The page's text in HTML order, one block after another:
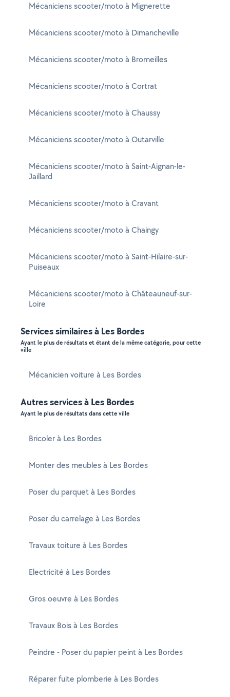
Mécaniciens scooter/moto à Mignerette
Mécaniciens scooter/moto à Dimancheville
Mécaniciens scooter/moto à Bromeilles
Mécaniciens scooter/moto à Cortrat
Mécaniciens scooter/moto à Chaussy
Mécaniciens scooter/moto à Outarville
Mécaniciens scooter/moto à Saint-Aignan-le-
Jaillard
Mécaniciens scooter/moto à Cravant
Mécaniciens scooter/moto à Chaingy
Mécaniciens scooter/moto à Saint-Hilaire-sur-
Puiseaux
Mécaniciens scooter/moto à Châteauneuf-sur-
Loire
Services similaires à Les Bordes
Ayant le plus de résultats et étant de la même catégorie, pour cette
ville
Mécanicien voiture à Les Bordes
Autres services à Les Bordes
Ayant le plus de résultats dans cette ville
Bricoler à Les Bordes
Monter des meubles à Les Bordes
Poser du parquet à Les Bordes
Poser du carrelage à Les Bordes
Travaux toiture à Les Bordes
Electricité à Les Bordes
Gros oeuvre à Les Bordes
Travaux Bois à Les Bordes
Peindre - Poser du papier peint à Les Bordes
Réparer fuite plomberie à Les Bordes